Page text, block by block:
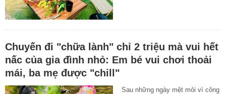
Chuyến đi "chữa lành" chỉ 2 triệu mà vui hết
nấc của gia đình nhỏ: Em bé vui chơi thoải
mái, ba mẹ được "chill"
Sau những ngày mệt mỏi vì công